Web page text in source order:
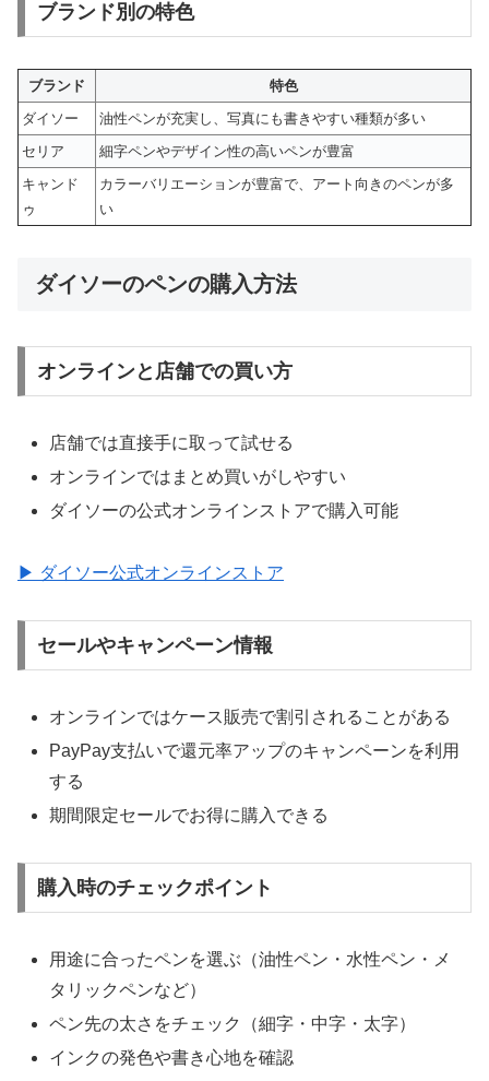
ブランド別の特色
ブランド
特色
ダイソー
油性ペンが充実し、写真にも書きやすい種類が多い
セリア
細字ペンやデザイン性の高いペンが豊富
キャンド
ゥ
カラーバリエーションが豊富で、アート向きのペンが多
い
ダイソーのペンの購入方法
オンラインと店舗での買い方
店舗では直接手に取って試せる
オンラインではまとめ買いがしやすい
ダイソーの公式オンラインストアで購入可能
▶ ダイソー公式オンラインストア
セールやキャンペーン情報
オンラインではケース販売で割引されることがある
PayPay支払いで還元率アップのキャンペーンを利用
する
期間限定セールでお得に購入できる
購入時のチェックポイント
用途に合ったペンを選ぶ（油性ペン・水性ペン・メ
タリックペンなど）
ペン先の太さをチェック（細字・中字・太字）
インクの発色や書き心地を確認